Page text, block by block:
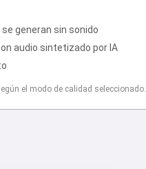
generan sin sonido
audio sintetizado por IA
el modo de calidad seleccionado.